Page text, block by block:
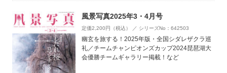
風景写真2025年3・4月号
定価2,200円（税込） ／ シリーズNo：642503
幽玄を旅する！2025年版・全国シダレザクラ巡
礼／チームチャンピオンズカップ2024琵琶湖大
会優勝チームギャラリー掲載！など